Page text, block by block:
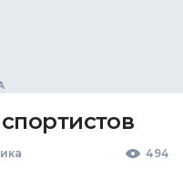
494